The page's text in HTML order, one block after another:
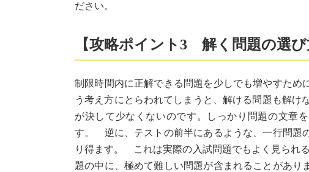
ださい。
【攻略ポイント3 解く問題の選び
制限時間内に正解できる問題を少しでも増やすた
う考え方にとらわれてしまうと、解ける問題も解
が決して少なくないのです。しっかり問題の文章
す。 逆に、テストの前半にあるような、一行問題
り得ます。 これは実際の入試問題でもよく見られ
題の中に、極めて難しい問題が含まれることがあ